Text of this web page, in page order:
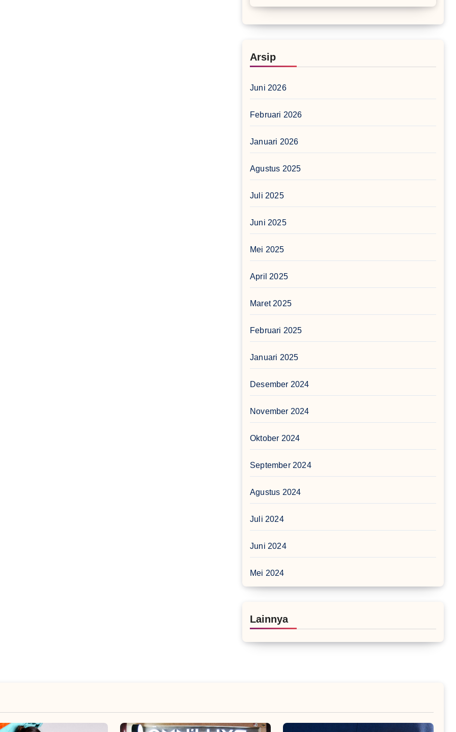
Arsip
Juni 2026
Februari 2026
Januari 2026
Agustus 2025
Juli 2025
Juni 2025
Mei 2025
April 2025
Maret 2025
Februari 2025
Januari 2025
Desember 2024
November 2024
Oktober 2024
September 2024
Agustus 2024
Juli 2024
Juni 2024
Mei 2024
Lainnya